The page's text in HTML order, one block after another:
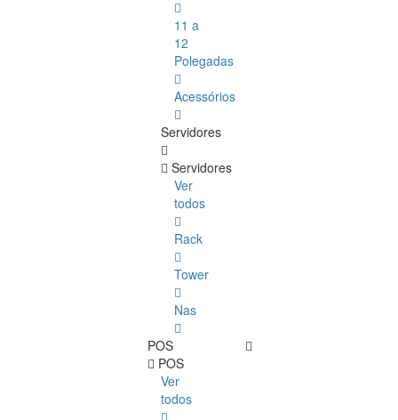
11 a
12
Polegadas
Acessórios
Servidores
Servidores
Ver
todos
Rack
Tower
Nas
POS
POS
Ver
todos